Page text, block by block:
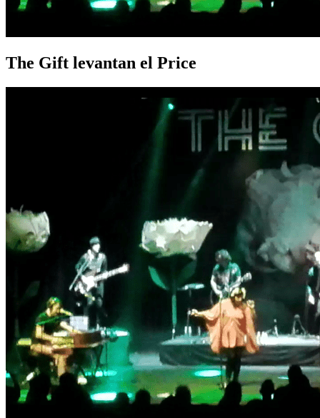
The Gift levantan el Price